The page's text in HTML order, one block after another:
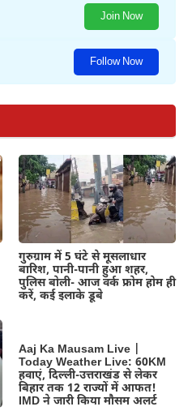
Join Now
Follow Now
गुरुग्राम में 5 घंटे से मूसलाधार
बारिश, पानी-पानी हुआ शहर,
पुलिस बोली- आज वर्क फ्रोम होम ही
करें, कई इलाके डूबे
Aaj Ka Mausam Live |
Today Weather Live: 60KM
हवाएं, दिल्ली-उत्तराखंड से लेकर
बिहार तक 12 राज्यों में आफत!
IMD ने जारी किया मौसम अलर्ट